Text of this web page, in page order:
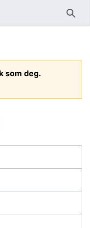
Søk
som deg.